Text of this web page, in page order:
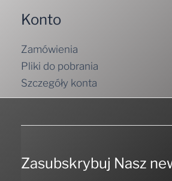
Konto
Zamówienia
Pliki do pobrania
Szczegóły konta
Zasubskrybuj Nasz